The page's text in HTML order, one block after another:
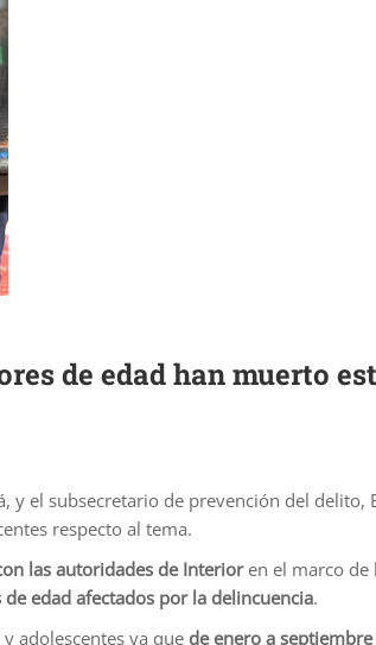
de edad han muerto
el subsecretario de prevención del delito,
respecto al tema.
las autoridades de Interioren el marco de
edad afectados por la delincuencia.
adolescentes ya que de enero a